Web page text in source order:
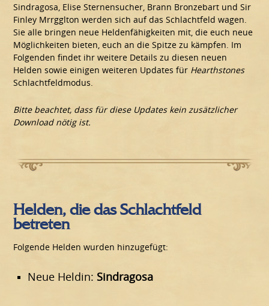
Sindragosa, Elise Sternensucher, Brann Bronzebart und Sir
Finley Mrrgglton werden sich auf das Schlachtfeld wagen.
Sie alle bringen neue Heldenfähigkeiten mit, die euch neue
Möglichkeiten bieten, euch an die Spitze zu kämpfen. Im
Folgenden findet ihr weitere Details zu diesen neuen
Helden sowie einigen weiteren Updates für Hearthstones
Schlachtfeldmodus.
Bitte beachtet, dass für diese Updates kein zusätzlicher
Download nötig ist.
Helden, die das Schlachtfeld
betreten
Folgende Helden wurden hinzugefügt:
Neue Heldin: Sindragosa